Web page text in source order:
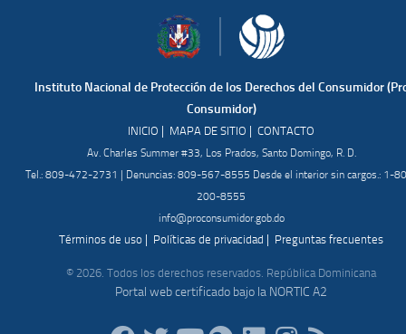
Instituto Nacional de Protección de los Derechos del Consumidor
Consumidor)
INICIO | MAPA DE SITIO | CONTACTO
Av. Charles Summer #33, Los Prados, Santo Domingo, R. D.
Tel.: 809-472-2731 | Denuncias: 809-567-8555 Desde el interior sin cargos.: 1-
200-8555
info@proconsumidor.gob.do
Términos de uso | Políticas de privacidad | Preguntas frecuentes
© 2026. Todos los derechos reservados. República Dominicana
Portal web certificado bajo la NORTIC A2